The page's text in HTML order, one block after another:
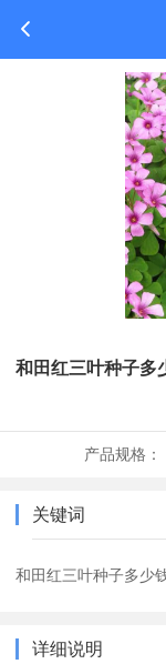
和田红三叶种子多
产品规格：
关键词
和田红三叶种子多少
详细说明